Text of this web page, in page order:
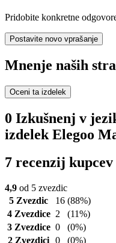
Pridobite konkretne
Postavite novo vprašanje
Mnenje naših
Oceni ta izdelek
0 Izkušnenj v
izdelek Elegoo
7 recenzij
4,9 od 5 zvezdic
5 Zvezdic
16 (88%)
4 Zvezdice 2
(11%)
3 Zvezdice 0
(0%)
2 Zvezdici 0
(0%)